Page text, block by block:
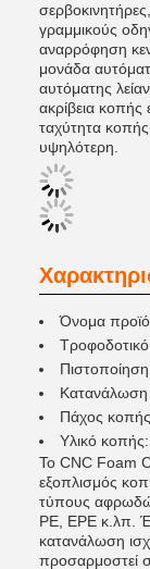
γραμμικούς
αναρρόφηση
μονάδα
αυτόματης
ακρίβεια κοπής
ταχύτητα κοπής
υψηλότερη.
Όνομα
Κατανάλωση
Πάχος
Υλικό
Το CNC Foam
εξοπλισμός
τύπους
PE, EPE κ.λπ.
κατανάλωση
προσαρμοστεί